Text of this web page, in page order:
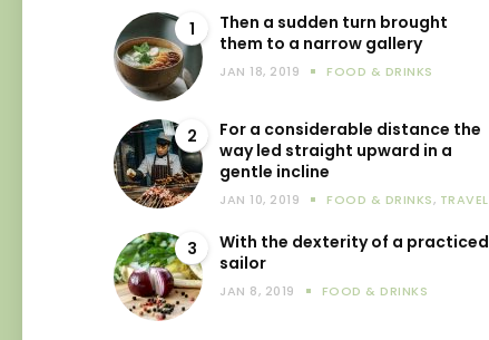
1
Then a sudden turn brought
them to a narrow gallery
JAN 18, 2019 FOOD & DRINKS
2
For a considerable distance the
way led straight upward in a
gentle incline
JAN 10, 2019 FOOD & DRINKS, TRAVEL
3
With the dexterity of a practiced
sailor
JAN 8, 2019 FOOD & DRINKS